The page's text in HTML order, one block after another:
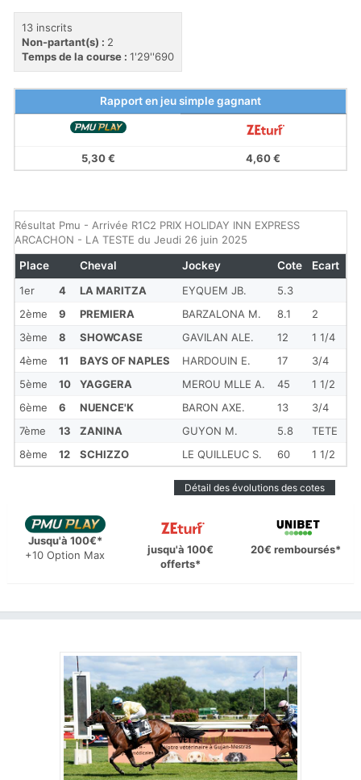
13 inscrits
Non-partant(s) : 2
Temps de la course : 1'29''690
Rapport en jeu simple gagnant
5,30 € 4,60 €
Résultat Pmu - Arrivée R1C2 PRIX HOLIDAY INN EXPRESS
ARCACHON - LA TESTE du Jeudi 26 juin 2025
1er 4 LA MARITZA EYQUEM JB.
5.3
2ème
9 PREMIERA BARZALONA M. 8.1
2
3ème
8 SHOWCASE GAVILAN ALE. 12
1 1/4
4ème
11 BAYS OF NAPLES HARDOUIN E. 17
3/4
5ème
10 YAGGERA MEROU MLLE A. 45
1 1/2
6ème
6 NUENCE'K BARON AXE. 13
3/4
7ème
13 ZANINA GUYON M. 5.8
TETE
8ème
12 SCHIZZO LE QUILLEUC S. 60 1 1/2
Place Cheval Jockey Cote Ecart
Détail des évolutions des cotes
Jusqu'à 100€*
+10 Option Max
jusqu'à 100€
offerts*
20€ remboursés*